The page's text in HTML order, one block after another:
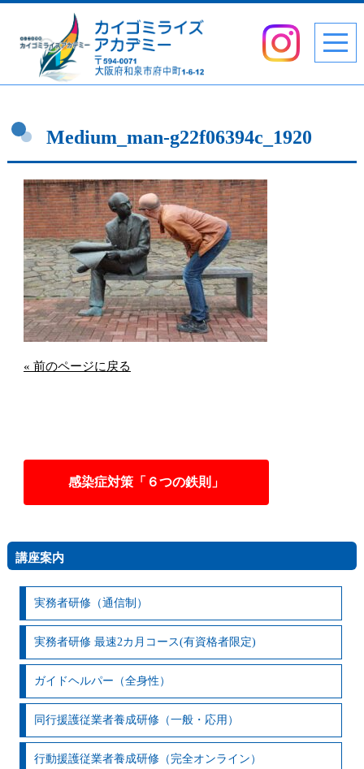
Medium_man-g22f06394c_1920
« 前のページに戻る
感染症対策「６つの鉄則」
講座案内
実務者研修（通信制）
実務者研修 最速2カ月コース(有資格者限定)
ガイドヘルパー（全身性）
同行援護従業者養成研修（一般・応用）
行動援護従業者養成研修（完全オンライン）